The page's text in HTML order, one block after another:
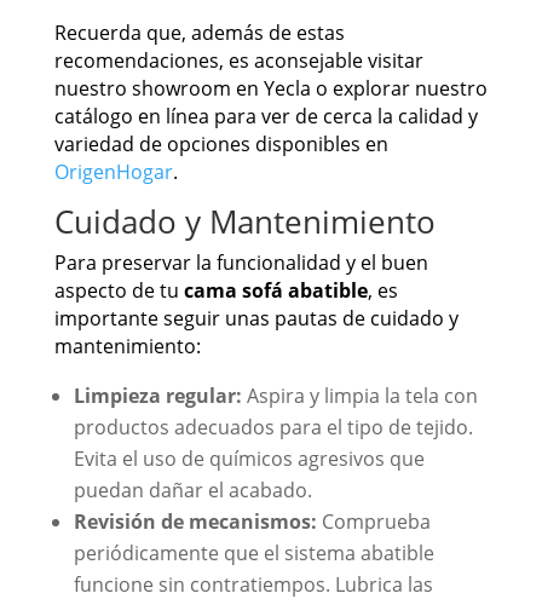
Recuerda que, además de estas
recomendaciones, es aconsejable visitar
nuestro showroom en Yecla o explorar nuestro
catálogo en línea para ver de cerca la calidad y
variedad de opciones disponibles en
OrigenHogar.
Cuidado y Mantenimiento
Para preservar la funcionalidad y el buen
aspecto de tu cama sofá abatible, es
importante seguir unas pautas de cuidado y
mantenimiento:
Limpieza regular: Aspira y limpia la tela con
productos adecuados para el tipo de tejido.
Evita el uso de químicos agresivos que
puedan dañar el acabado.
Revisión de mecanismos: Comprueba
periódicamente que el sistema abatible
funcione sin contratiempos. Lubrica las